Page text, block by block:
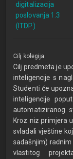
digitalizacija
poslovanja 1.3
(ITDP)
Cilj kolegija
Cilj predmeta je
inteligencije s
Studenti će
inteligencije
automatiziranog
Kroz niz primjera
svladali vještine
sadašnjim)
vlastitog